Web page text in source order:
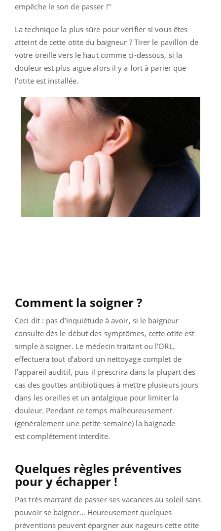
empêche le son de passer !"
La technique la plus sûre pour vérifier si vous êtes
atteint de cette otite du baigneur ? Tirer le pavillon de
votre oreille vers le haut comme ci-dessous, si la
douleur est plus aiguë alors il y a fort à parier que
l’otite est installée.
Comment la soigner ?
Ceci dit : pas d’inquiétude à avoir, si le baigneur
consulte dès le début des symptômes, cette otite est
simple à soigner. Le médecin traitant ou l’ORL,
effectuera tout d’abord un nettoyage complet de
l’appareil auditif, puis il prescrira dans la plupart des
cas des gouttes antibiotiques à mettre plusieurs jours
dans les oreilles et un antalgique pour limiter la
douleur. Pendant ce temps malheureusement
(généralement une petite semaine) la baignade
est complétement interdite.
Quelques règles préventives
pour y échapper !
Pas très marrant de passer ses vacances au soleil sans
pouvoir se baigner… Heureusement quelques
préventions peuvent épargner aux nageurs cette otite